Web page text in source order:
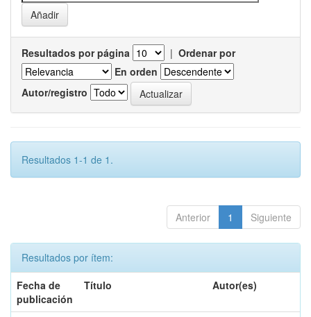
Resultados por página | Ordenar por
En orden
Autor/registro
Resultados 1-1 de 1.
Anterior 1 Siguiente
Resultados por ítem:
Fecha de
publicación
Título Autor(es)